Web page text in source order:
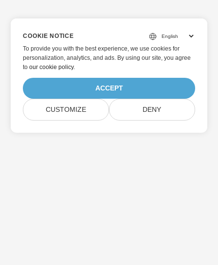
COOKIE NOTICE
To provide you with the best experience, we use cookies for
personalization, analytics, and ads. By using our site, you agree
toour cookie policy.
ACCEPT
CUSTOMIZE DENY